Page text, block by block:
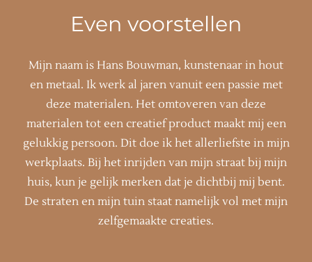
Even voorstellen
Mijn naam is Hans Bouwman, kunstenaar in hout
en metaal. Ik werk al jaren vanuit een passie met
deze materialen. Het omtoveren van deze
materialen tot een creatief product maakt mij een
gelukkig persoon. Dit doe ik het allerliefste in mijn
werkplaats. Bij het inrijden van mijn straat bij mijn
huis, kun je gelijk merken dat je dichtbij mij bent.
De straten en mijn tuin staat namelijk vol met mijn
zelfgemaakte creaties.